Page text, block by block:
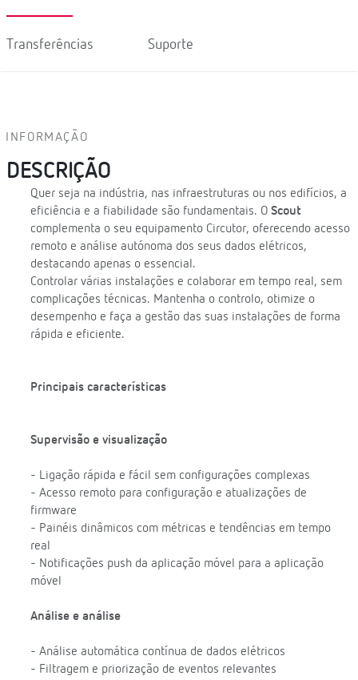
Transferências Suporte
INFORMAÇÃO
DESCRIÇÃO
Quer seja na indústria, nas infraestruturas ou nos edifícios, a
eficiência e a fiabilidade são fundamentais. O Scout
complementa o seu equipamento Circutor, oferecendo acesso
remoto e análise autónoma dos seus dados elétricos,
destacando apenas o essencial.
Controlar várias instalações e colaborar em tempo real, sem
complicações técnicas. Mantenha o controlo, otimize o
desempenho e faça a gestão das suas instalações de forma
rápida e eficiente.
Principais características
Supervisão e visualização
- Ligação rápida e fácil sem configurações complexas
- Acesso remoto para configuração e atualizações de
firmware
- Painéis dinâmicos com métricas e tendências em tempo
real
- Notificações push da aplicação móvel para a aplicação
móvel
Análise e análise
- Análise automática contínua de dados elétricos
- Filtragem e priorização de eventos relevantes